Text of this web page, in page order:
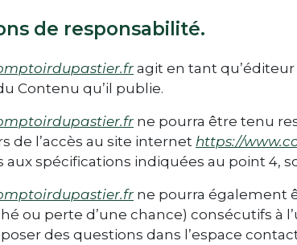
de responsabilité.
agit en tant qu’éditeur
Contenu qu’il publie.
ne pourra être tenu
de l’accès au site internet https://
spécifications indiquées au point 4,
ne pourra également
ou perte d’une chance) consécutifs à
des questions dans l’espace